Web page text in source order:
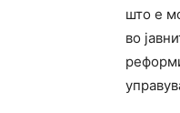
што е
во